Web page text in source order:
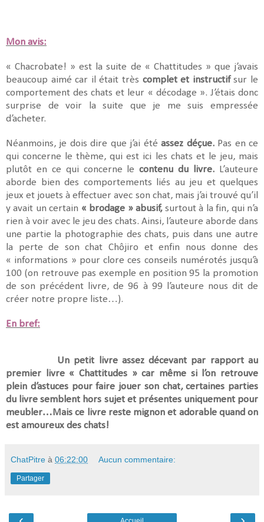
Mon avis:
« Chacrobate! » est la suite de « Chattitudes » que j’avais
beaucoup aimé car il était très complet et instructifsur le
comportement des chats et leur « décodage ». J’étais donc
surprise de voir la suite que je me suis empressée
d’acheter.
Néanmoins, je dois dire que j’ai étéassez déçue.Pas en ce
qui concerne le thème, qui est ici les chats et le jeu, mais
plutôt en ce qui concerne lecontenu du livre. L’auteure
aborde bien des comportements liés au jeu et quelques
jeux et jouets à effectuer avec son chat, mais j’ai trouvé qu’il
y avait un certain « brodage » abusif,surtout à la fin, qui n’a
rien à voir avec le jeu des chats. Ainsi, l’auteure aborde dans
une partie la photographie des chats, puis dans une autre
la perte de son chat Chôjiro et enfin nous donne des
« informations » pour clore ces conseils numérotés jusqu’à
100 (on retrouve pas exemple en position 95 la promotion
de son précédent livre, de 96 à 99 l’auteure nous dit de
créer notre propre liste…).
En bref:
Un petit livre assez décevant par rapport au
premier livre « Chattitudes » car même si l’on retrouve
plein d’astuces pour faire jouer son chat, certaines parties
du livre semblent hors sujet et présentes uniquement pour
meubler…Mais ce livre reste mignon et adorable quand on
est amoureux des chats!
ChatPitre à 06:22:00 Aucun commentaire:
Partager